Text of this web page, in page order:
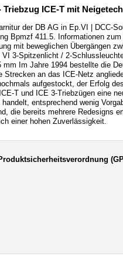
ICE-T mit
der DB AG in Ep.VI | DCC-
Bpmzf 411.5. Informationen
mit beweglichen Übergängen
3-Spitzenlicht / 2-
Im Jahre 1994 bestellte die
an das ICE-Netz
aufgestockt, der Erfolg
T und ICE 3-Triebzügen eine
entsprechend wenig
die bereits mehrere Redesigns
einer hohen Zuverlässigkeit.